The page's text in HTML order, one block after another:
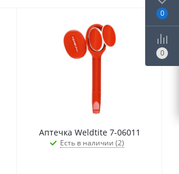
Аптечка Weldtite 7-06011
Есть в наличии (2)
0
0